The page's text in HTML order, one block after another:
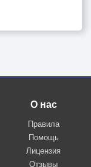
О нас
Правила
Помощь
Лицензия
Отзывы